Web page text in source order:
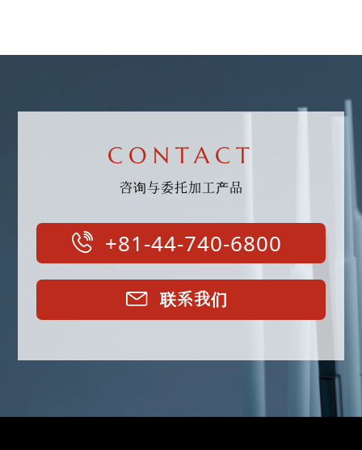
CONTACT
咨询与委托加工产品
+81-44-740-6800
联系我们